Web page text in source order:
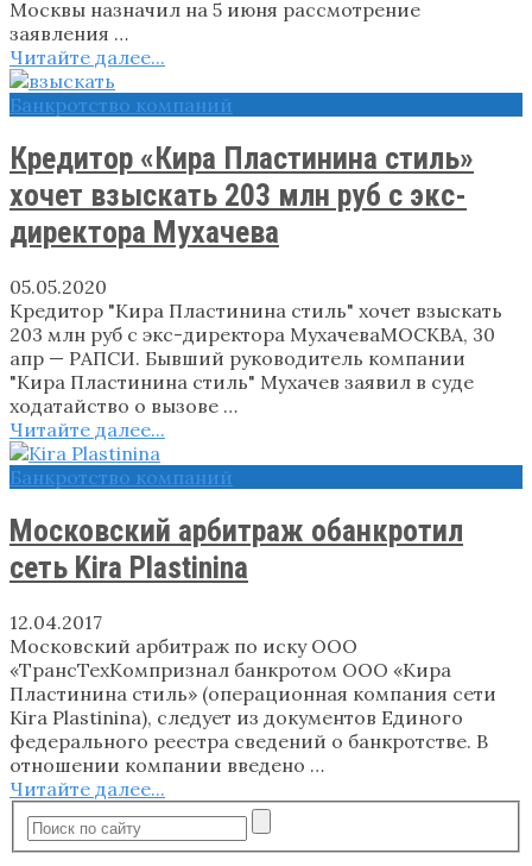
Москвы назначил на 5 июня рассмотрение
заявления …
Читайте далее...
Банкротство компаний
Кредитор «Кира Пластинина стиль»
хочет взыскать 203 млн руб с экс-
директора Мухачева
05.05.2020
Кредитор "Кира Пластинина стиль" хочет взыскать
203 млн руб с экс-директора МухачеваМОСКВА, 30
апр — РАПСИ. Бывший руководитель компании
"Кира Пластинина стиль" Мухачев заявил в суде
ходатайство о вызове …
Читайте далее...
Банкротство компаний
Московский арбитраж обанкротил
сеть Kira Plastinina
12.04.2017
Московский арбитраж по иску ООО
«ТрансТехКомпризнал банкротом ООО «Кира
Пластинина стиль» (операционная компания сети
Kira Plastinina), следует из документов Единого
федерального реестра сведений о банкротстве. В
отношении компании введено …
Читайте далее...